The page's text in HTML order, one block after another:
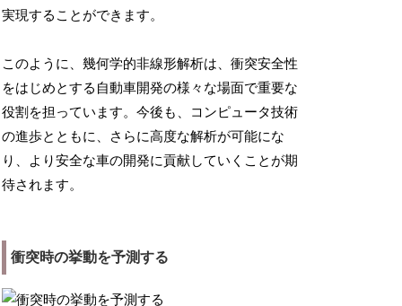
実現することができます。
このように、幾何学的非線形解析は、衝突安全性
をはじめとする自動車開発の様々な場面で重要な
役割を担っています。今後も、コンピュータ技術
の進歩とともに、さらに高度な解析が可能にな
り、より安全な車の開発に貢献していくことが期
待されます。
衝突時の挙動を予測する